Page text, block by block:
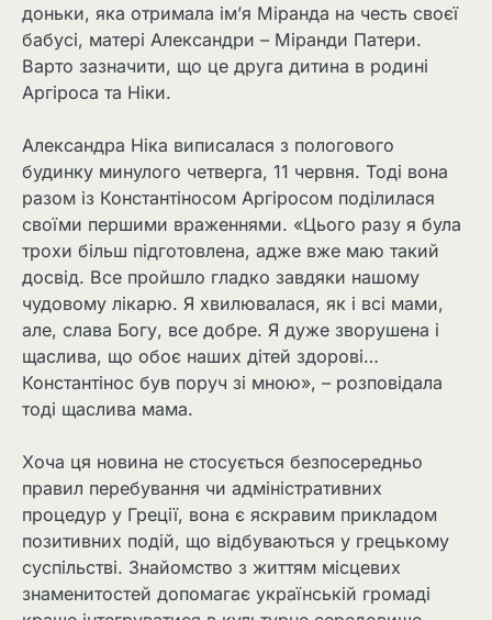
доньки, яка отримала ім’я Міранда на честь своєї
бабусі, матері Александри – Міранди Патери.
Варто зазначити, що це друга дитина в родині
Аргіроса та Ніки.
Александра Ніка виписалася з пологового
будинку минулого четверга, 11 червня. Тоді вона
разом із Константіносом Аргіросом поділилася
своїми першими враженнями. «Цього разу я була
трохи більш підготовлена, адже вже маю такий
досвід. Все пройшло гладко завдяки нашому
чудовому лікарю. Я хвилювалася, як і всі мами,
але, слава Богу, все добре. Я дуже зворушена і
щаслива, що обоє наших дітей здорові…
Константінос був поруч зі мною», – розповідала
тоді щаслива мама.
Хоча ця новина не стосується безпосередньо
правил перебування чи адміністративних
процедур у Греції, вона є яскравим прикладом
позитивних подій, що відбуваються у грецькому
суспільстві. Знайомство з життям місцевих
знаменитостей допомагає українській громаді